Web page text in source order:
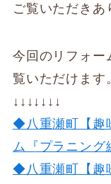
ご覧いただきあ
今回のリフォー
覧いただけます
↓↓↓↓↓↓↓
◆八重瀬町【趣
ム『プラニング
◆八重瀬町【趣